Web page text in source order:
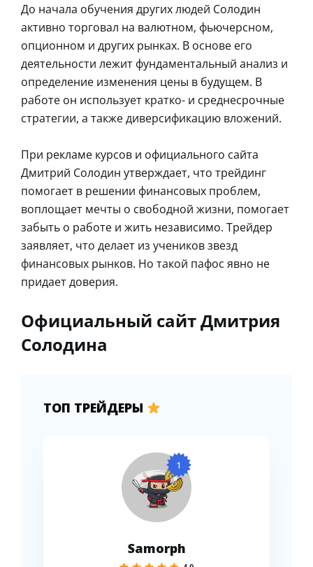
До начала обучения других людей Солодин
активно торговал на валютном, фьючерсном,
опционном и других рынках. В основе его
деятельности лежит фундаментальный анализ и
определение изменения цены в будущем. В
работе он использует кратко- и среднесрочные
стратегии, а также диверсификацию вложений.
При рекламе курсов и официального сайта
Дмитрий Солодин утверждает, что трейдинг
помогает в решении финансовых проблем,
воплощает мечты о свободной жизни, помогает
забыть о работе и жить независимо. Трейдер
заявляет, что делает из учеников звезд
финансовых рынков. Но такой пафос явно не
придает доверия.
Официальный сайт Дмитрия
Солодина
ТОП ТРЕЙДЕРЫ
1
Samorph